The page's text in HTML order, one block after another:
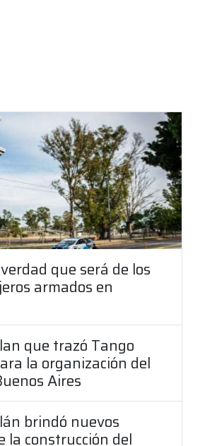
que será de los
armados en
que trazó Tango
la organización del
Aires
brindó nuevos
la construcción del